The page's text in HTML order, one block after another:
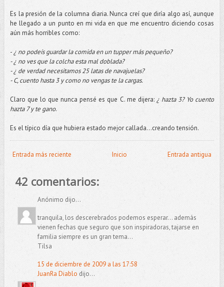
Es la presión de la columna diaria. Nunca creí que diría algo así, aunque
he llegado a un punto en mi vida en que me encuentro diciendo cosas
aún más horribles como:
-¿ no podeís guardar la comida en un tupper más pequeño?
- ¿ no ves que la colcha esta mal doblada?
- ¿ de verdad necesitamos 25 latas de navajuelas?
- C, cuento hasta 3 y como no vengas te la cargas.
Claro que lo que nunca pensé es que C. me dijera: ¿ hazta 3? Yo cuento
hazta 7 y te gano.
Es el típico día que hubiera estado mejor callada...creando tensión.
Entrada más reciente Entrada antigua
Inicio
42 comentarios:
Anónimo dijo...
tranquila, los descerebrados podemos esperar... además
vienen fechas que seguro que son inspiradoras, tajarse en
familia siempre es un gran tema...
Tilsa
15 de diciembre de 2009 a las 17:58
JuanRa Diablo dijo...